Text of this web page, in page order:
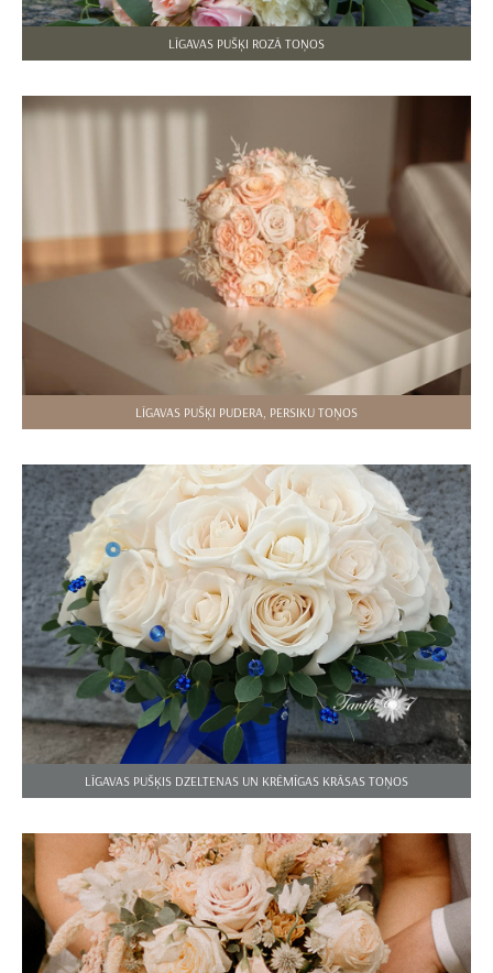
LĪGAVAS PUŠĶI ROZĀ TOŅOS
LĪGAVAS PUŠĶI PUDERA, PERSIKU TOŅOS
LĪGAVAS PUŠĶIS DZELTENAS UN KRĒMĪGAS KRĀSAS TOŅOS